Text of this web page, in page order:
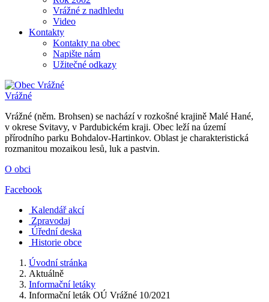
Vrážné z nadhledu
Video
Kontakty
Kontakty na obec
Napište nám
Užitečné odkazy
Vrážné
Vrážné (něm. Brohsen) se nachází v rozkošné krajině Malé Hané,
v okrese Svitavy, v Pardubickém kraji. Obec leží na území
přírodního parku Bohdalov-Hartinkov. Oblast je charakteristická
rozmanitou mozaikou lesů, luk a pastvin.
O obci
Facebook
Kalendář akcí
Zpravodaj
Úřední deska
Historie obce
Úvodní stránka
Aktuálně
Informační letáky
Informační leták OÚ Vrážné 10/2021